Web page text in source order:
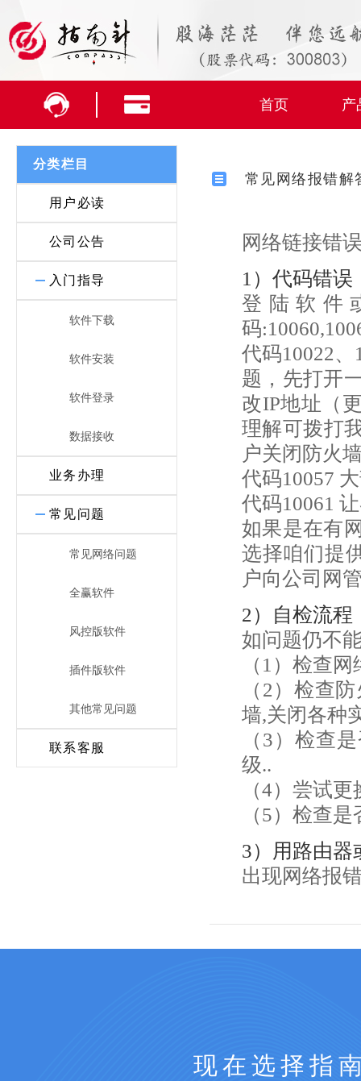
首页 产
分类栏目
用户必读
公司公告
入门指导
软件下载
软件安装
软件登录
数据接收
业务办理
常见问题
常见网络问题
全赢软件
风控版软件
插件版软件
其他常见问题
联系客服
常见网络报错解
网络链接错
1）代码错误
登陆软件
码
代码10022
题，先打开
改IP地址（
理解可拨打
户关闭防火
代码10057
代码10061
如果是在有
选择咱们提
户向公司网
2）自检流程
如问题仍不
（1）检查
（2）检查
墙,关闭各种
（3）检查
级..
（4）尝试
（5）检查
3）用路由器
出现网络报
现在选择指